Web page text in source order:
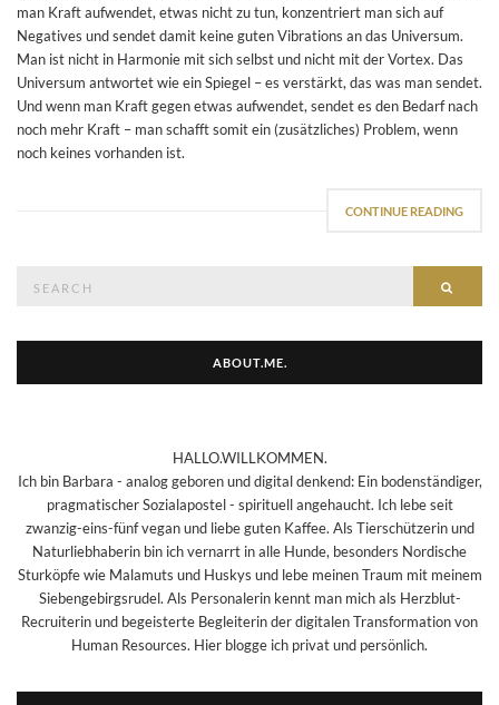
man Kraft aufwendet, etwas nicht zu tun, konzentriert man sich auf
Negatives und sendet damit keine guten Vibrations an das Universum.
Man ist nicht in Harmonie mit sich selbst und nicht mit der Vortex. Das
Universum antwortet wie ein Spiegel – es verstärkt, das was man sendet.
Und wenn man Kraft gegen etwas aufwendet, sendet es den Bedarf nach
noch mehr Kraft – man schafft somit ein (zusätzliches) Problem, wenn
noch keines vorhanden ist.
CONTINUE READING
ABOUT.ME.
HALLO.WILLKOMMEN.
Ich bin Barbara - analog geboren und digital denkend: Ein bodenständiger,
pragmatischer Sozialapostel - spirituell angehaucht. Ich lebe seit
zwanzig-eins-fünf vegan und liebe guten Kaffee. Als Tierschützerin und
Naturliebhaberin bin ich vernarrt in alle Hunde, besonders Nordische
Sturköpfe wie Malamuts und Huskys und lebe meinen Traum mit meinem
Siebengebirgsrudel. Als Personalerin kennt man mich als Herzblut-
Recruiterin und begeisterte Begleiterin der digitalen Transformation von
Human Resources. Hier blogge ich privat und persönlich.